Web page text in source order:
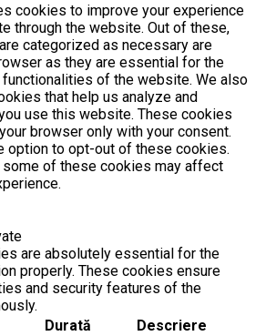
cookies to improve your experience
through the website. Out of these,
categorized as necessary are
as they are essential for the
of the website. We also
that help us analyze and
use this website. These cookies
browser only with your consent.
option to opt-out of these cookies.
some of these cookies may affect
are absolutely essential for the
properly. These cookies ensure
and security features of the
Durată Descriere